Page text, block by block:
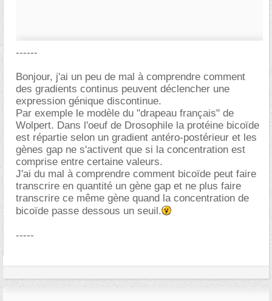
------
Bonjour, j'ai un peu de mal à comprendre comment
des gradients continus peuvent déclencher une
expression génique discontinue.
Par exemple le modèle du "drapeau français" de
Wolpert. Dans l'oeuf de Drosophile la protéine bicoïde
est répartie selon un gradient antéro-postérieur et les
gènes gap ne s'activent que si la concentration est
comprise entre certaine valeurs.
J'ai du mal à comprendre comment bicoïde peut faire
transcrire en quantité un gène gap et ne plus faire
transcrire ce même gène quand la concentration de
bicoïde passe dessous un seuil.
-----